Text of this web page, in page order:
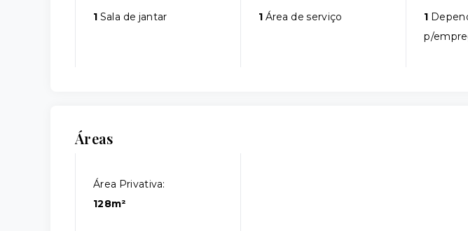
1 Sala de jantar 1Área de serviço 1
p/
Áreas
Área Privativa:
128m²